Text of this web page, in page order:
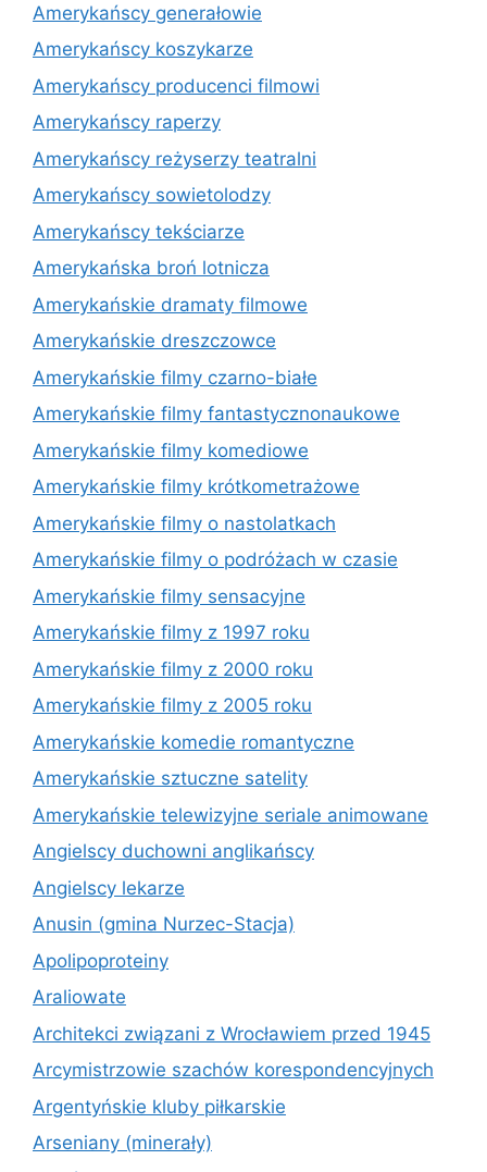
Amerykańscy generałowie
Amerykańscy koszykarze
Amerykańscy producenci filmowi
Amerykańscy raperzy
Amerykańscy reżyserzy teatralni
Amerykańscy sowietolodzy
Amerykańscy tekściarze
Amerykańska broń lotnicza
Amerykańskie dramaty filmowe
Amerykańskie dreszczowce
Amerykańskie filmy czarno-białe
Amerykańskie filmy fantastycznonaukowe
Amerykańskie filmy komediowe
Amerykańskie filmy krótkometrażowe
Amerykańskie filmy o nastolatkach
Amerykańskie filmy o podróżach w czasie
Amerykańskie filmy sensacyjne
Amerykańskie filmy z 1997 roku
Amerykańskie filmy z 2000 roku
Amerykańskie filmy z 2005 roku
Amerykańskie komedie romantyczne
Amerykańskie sztuczne satelity
Amerykańskie telewizyjne seriale animowane
Angielscy duchowni anglikańscy
Angielscy lekarze
Anusin (gmina Nurzec-Stacja)
Apolipoproteiny
Araliowate
Architekci związani z Wrocławiem przed 1945
Arcymistrzowie szachów korespondencyjnych
Argentyńskie kluby piłkarskie
Arseniany (minerały)